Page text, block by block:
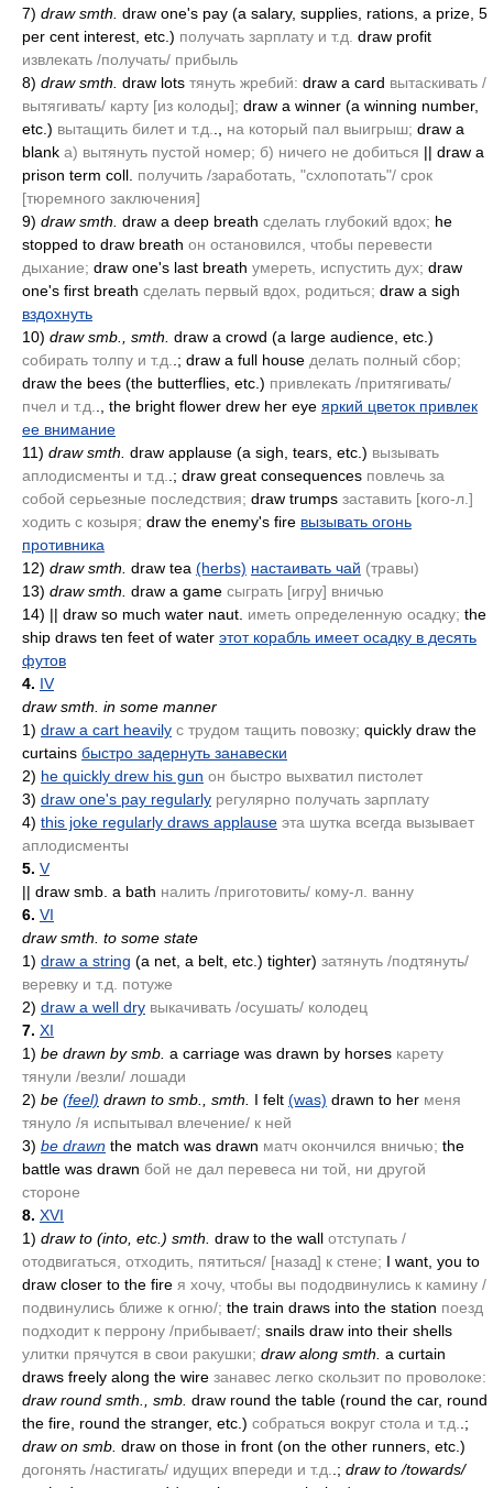
7) draw smth. draw one's pay (a salary, supplies, rations, a prize, 5
per cent interest, etc.) получать зарплату и т.д. draw profit
извлекать /получать/ прибыль
8) draw smth. draw lots тянуть жребий: draw a card вытаскивать /
вытягивать/ карту [из колоды]; draw a winner (a winning number,
etc.) вытащить билет и т.д. на который пал выигрыш; draw a
blank а) вытянуть пустой номер; б) ничего не добиться || draw a
prison term coll. получить /заработать, "схлопотать"/ срок
[тюремного заключения]
9) draw smth. draw a deep breath сделать глубокий вдох; he
stopped to draw breath он остановился, чтобы перевести
дыхание; draw one's last breath умереть, испустить дух; draw
one's first breath сделать первый вдох, родиться; draw a sigh
вздохнуть
10) draw smb., smth. draw a crowd (a large audience, etc.)
собирать толпу и т.д.
.; draw a full house делать полный сбор;
draw the bees (the butterflies, etc.) привлекать /притягивать/
пчел и т.д.
., the bright flower drew her eye яркий цветок привлек
ее внимание
11) draw smth. draw applause (a sigh, tears, etc.) вызывать
аплодисменты и т.д.
.; draw great consequences повлечь за
собой серьезные последствия; draw trumps заставить [кого-л.]
ходить с козыря; draw the enemy's fire вызывать огонь
противника
12) draw smth. draw tea (herbs) настаивать чай (травы)
13) draw smth. draw a game сыграть [игру] вничью
14) || draw so much water naut. иметь определенную осадку; the
ship draws ten feet of water этот корабль имеет осадку в десять
футов
4. IV
draw smth. in some manner
1) draw a cart heavily с трудом тащить повозку; quickly draw the
curtains быстро задернуть занавески
2) he quickly drew his gun он быстро выхватил пистолет
3) draw one's pay regularly регулярно получать зарплату
4) this joke regularly draws applause эта шутка всегда вызывает
аплодисменты
5. V
|| draw smb. a bath налить /приготовить/ кому-л. ванну
6. VI
draw smth. to some state
1) draw a string (a net, a belt, etc.) tighter) затянуть /подтянуть/
веревку и т.д. потуже
2) draw a well dry выкачивать /осушать/ колодец
7. XI
1) be drawn by smb. a carriage was drawn by horses карету
тянули /везли/ лошади
2) be (feel) drawn to smb., smth. I felt (was) drawn to her меня
тянуло /я испытывал влечение/ к ней
3) be drawn the match was drawn матч окончился вничью; the
battle was drawn бой не дал перевеса ни той, ни другой
стороне
8. XVI
1) draw to (into, etc.) smth. draw to the wall отступать /
отодвигаться, отходить, пятиться/ [назад] к стене; I want, you to
draw closer to the fire я хочу, чтобы вы пододвинулись к камину /
подвинулись ближе к огню/; the train draws into the station поезд
подходит к перрону /прибывает/; snails draw into their shells
улитки прячутся в свои ракушки; draw along smth. a curtain
draws freely along the wire занавес легко скользит по проволоке:
draw round smth., smb. draw round the table (round the car, round
the fire, round the stranger, etc.) собраться вокруг стола и т.д.
.;
draw on smb. draw on those in front (on the other runners, etc.)
догонять /настигать/ идущих впереди и т.д.
.; draw to /towards/